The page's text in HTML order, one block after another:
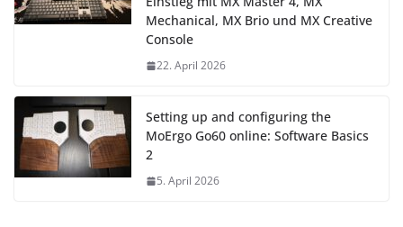
Mechanical, MX Brio und MX Creative
Console
22. April 2026
Setting up and configuring the
MoErgo Go60 online: Software Basics
2
5. April 2026